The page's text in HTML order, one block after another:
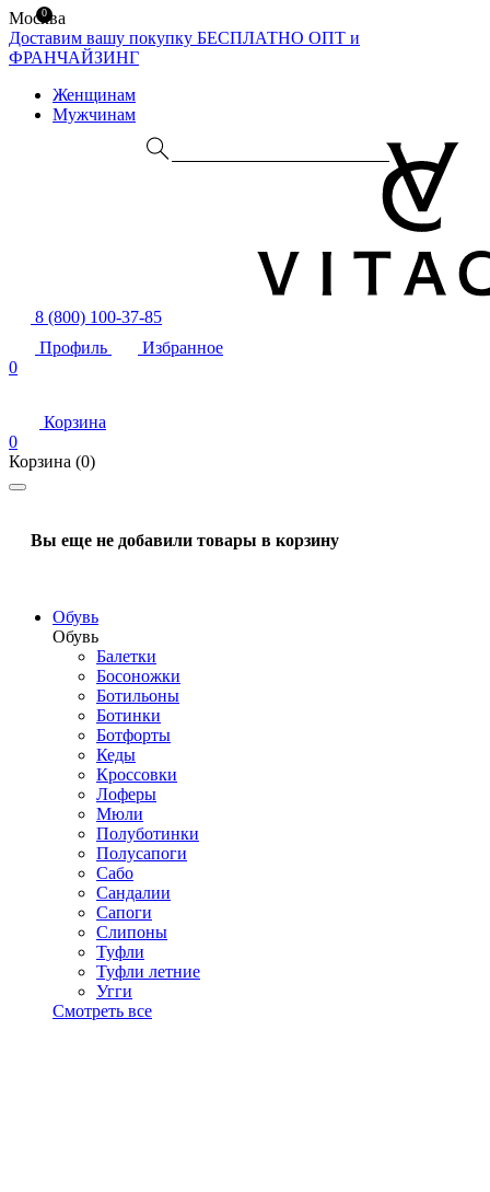
Москва
Доставим вашу покупку БЕСПЛАТНО ОПТ и
ФРАНЧАЙЗИНГ
Женщинам
Мужчинам
8 (800) 100-37-85
Профиль
Избранное
0
Корзина
0
Корзина (0)
Вы еще не добавили товары в корзину
Обувь
Обувь
Балетки
Босоножки
Ботильоны
Ботинки
Ботфорты
Кеды
Кроссовки
Лоферы
Мюли
Полуботинки
Полусапоги
Сабо
Сандалии
Сапоги
Слипоны
Туфли
Туфли летние
Угги
Смотреть все
0